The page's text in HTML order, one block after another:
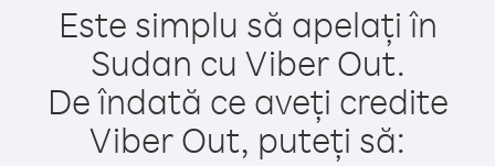
Este simplu să apelați în
Sudan cu Viber Out.
De îndată ce aveți credite
Viber Out, puteți să: